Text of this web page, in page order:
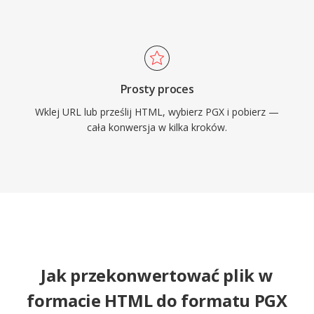
Prosty proces
Wklej URL lub prześlij HTML, wybierz PGX i pobierz —
cała konwersja w kilka kroków.
Jak przekonwertować plik w
formacie HTML do formatu PGX